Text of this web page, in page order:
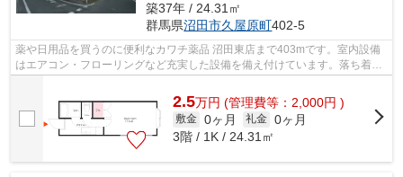
築37年 / 24.31㎡
群馬県沼田市久屋原町402-5
薬や日用品を買うのに便利なカワチ薬品 沼田東店まで403mです。室内設備
はエアコン・フローリングなど充実した設備を備え付けています。落ち着い
2.5万円 (管理費等：2,000円 )
敷金 0ヶ月 礼金 0ヶ月
3階 / 1K / 24.31㎡